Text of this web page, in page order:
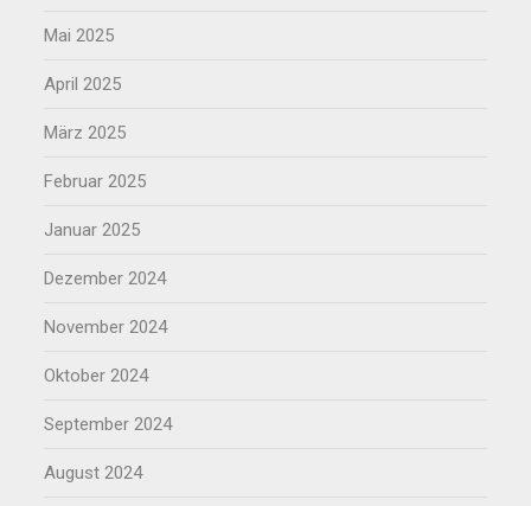
Mai 2025
April 2025
März 2025
Februar 2025
Januar 2025
Dezember 2024
November 2024
Oktober 2024
September 2024
August 2024